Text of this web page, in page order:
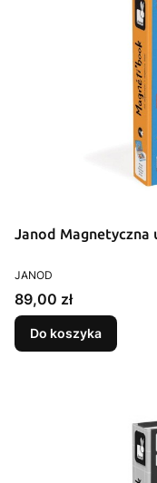
Janod Magnetyczna
PRODUCENT
JANOD
Cena
89,00 zł
Do koszyka